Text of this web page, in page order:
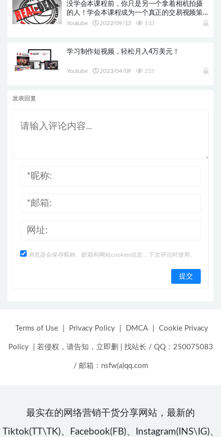
没学会本课程前，你只是另一个拿着相机拍摄
的人！学会本课程成为一个真正的交易视频策
略师！
Youtube 2022/09/13 133
学习制作短视频，轻松月入4万美元！
Youtube 2023/04/09 255
发表回复
浏览器会保存昵称、邮箱和网站cookies信息，下次评论时使用。
Terms of Use Privacy Policy DMCA Cookie Privacy
Policy 若侵权，请告知，立即删 找站长 / QQ：250075083
/ 邮箱：nsfw(a)qq.com
最实在的网络营销干货分享网站，最新的
Tiktok(TT\TK)、Facebook(FB)、Instagram(INS\IG)、